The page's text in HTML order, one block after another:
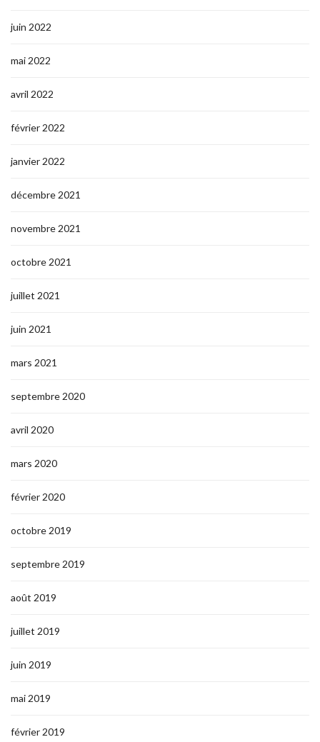
juin 2022
mai 2022
avril 2022
février 2022
janvier 2022
décembre 2021
novembre 2021
octobre 2021
juillet 2021
juin 2021
mars 2021
septembre 2020
avril 2020
mars 2020
février 2020
octobre 2019
septembre 2019
août 2019
juillet 2019
juin 2019
mai 2019
février 2019